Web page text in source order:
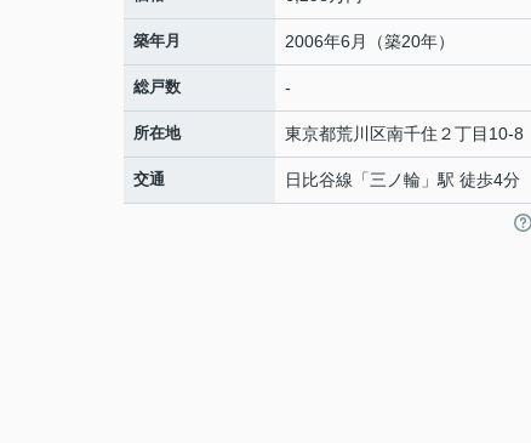
築年月 2006年6月（築20年）
総戸数 -
所在地 東京都荒川区南千住 ２丁目10-8
交通 日比谷線 「三ノ輪 」駅 徒歩4分